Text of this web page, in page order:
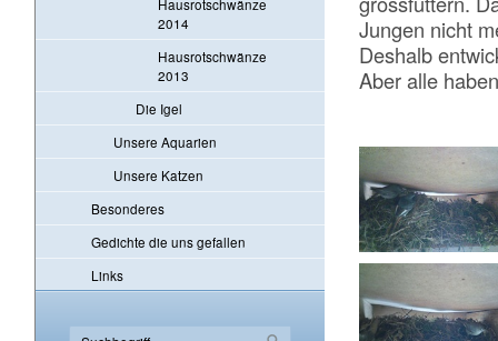
Hausrotschwänze
2014
Hausrotschwänze
2013
Die Igel
Unsere Aquarien
Unsere Katzen
Besonderes
Gedichte die uns gefallen
Links
Jungen nicht
Deshalb
Aber alle